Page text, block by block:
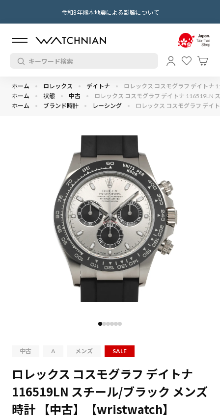
令和8年熊本地震による影響について
ホーム ロレックス デイトナ
ロレックス コスモグラフ デイトナ
ホーム
状態 中古
ロレックス コスモグラフ デイトナ 116519LN
ホーム
ブランド時計 レーシング ロレックス コスモグラフ デイ
中古 A メンズ SALE
ロレックス コスモグラフ デイトナ
116519LN スチール/ブラック メンズ
時計 【中古】【wristwatch】